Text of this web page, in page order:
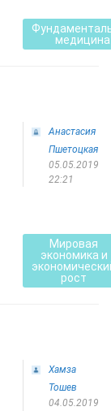
медицина
Анастасия
Пшетоцкая
05.05.2019
22:21
Мировая
экономика и
рост
Хамза
Тошев
04.05.2019